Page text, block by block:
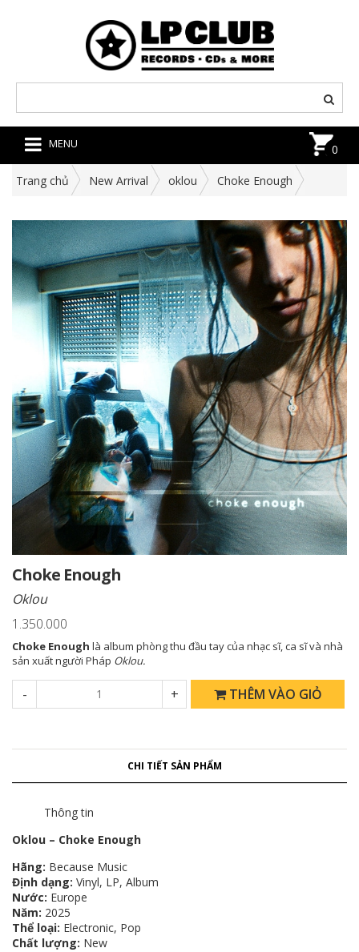
MENU 0
Trang chủ New Arrival oklou Choke Enough
Choke Enough
Oklou
1.350.000
Choke Enough là album phòng thu đầu tay của nhạc sĩ, ca sĩ và nhà
sản xuất người Pháp Oklou.
+
- THÊM VÀO GIỎ
CHI TIẾT SẢN PHẨM
Thông tin
Oklou – Choke Enough
Hãng: Because Music
Định dạng: Vinyl, LP, Album
Nước: Europe
Năm: 2025
Thể loại: Electronic, Pop
Chất lượng: New